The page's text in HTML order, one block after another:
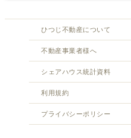
ひつじ不動産について
不動産事業者様へ
シェアハウス統計資料
利用規約
プライバシーポリシー